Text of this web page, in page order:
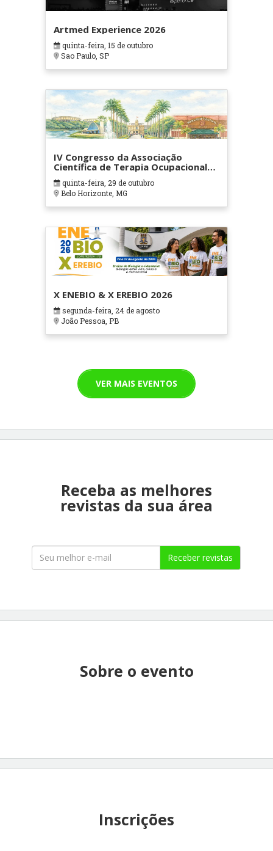
Artmed Experience 2026
quinta-feira, 15 de outubro
Sao Paulo, SP
IV Congresso da Associação
Científica de Terapia Ocupacional
em Contextos Hospitalares e
Cuidados Paliativos - ATOHOSP
quinta-feira, 29 de outubro
Belo Horizonte, MG
X ENEBIO & X EREBIO 2026
segunda-feira, 24 de agosto
João Pessoa, PB
VER MAIS EVENTOS
Receba as melhores
revistas da sua área
Receber revistas
Sobre o evento
Inscrições